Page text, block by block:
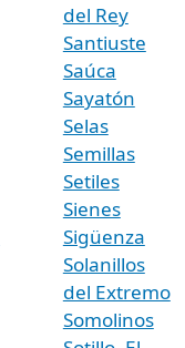
del Rey
Santiuste
Saúca
Sayatón
Selas
Semillas
Setiles
Sienes
Sigüenza
Solanillos
del Extremo
Somolinos